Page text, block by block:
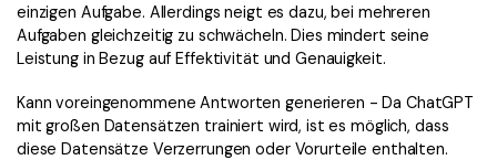
einzigen Aufgabe. Allerdings neigt es dazu, bei mehreren
Aufgaben gleichzeitig zu schwächeln. Dies mindert seine
Leistung in Bezug auf Effektivität und Genauigkeit.
Kann voreingenommene Antworten generieren - Da ChatGPT
mit großen Datensätzen trainiert wird, ist es möglich, dass
diese Datensätze Verzerrungen oder Vorurteile enthalten.